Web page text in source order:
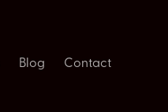
Blog Contact